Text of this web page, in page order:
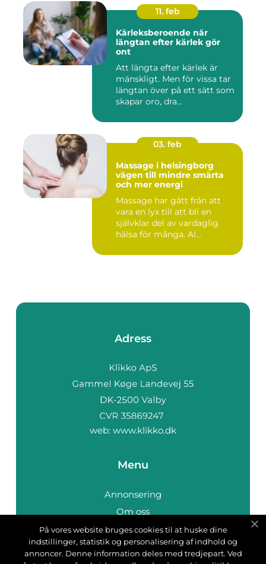
11. feb
Kärleksberoende när
längtan efter kärlek gör
ont
Att längta efter kärlek är
mänskligt. Men för vissa tar
längtan över på ett sätt som
skapar oro, dra...
03. feb
Massage i helsingborg
vägen till mindre smärta
och mer energi
Massage har gått från att
vara en lyx till att bli en
självklar del av vardaglig
hälsa för många. Al...
Adress
web: www.klikko.dk
Menu
Annonsering
Om oss
Cookies
Kontakta oss
På vores website bruges cookies til at huske dine
indstillinger, statistik og personalisering af indhold og
annoncer. Denne information deles med tredjepart. Ved